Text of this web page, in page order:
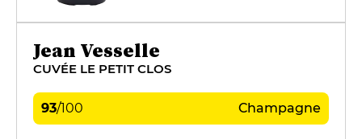
Jean Vesselle
CUVÉE LE PETIT CLOS
93/100 Champagne